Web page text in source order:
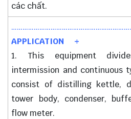
các chất.
APPLICATION +
1. This equipment
intermission and continuous
consist of distilling kettle,
tower body, condenser,
flow meter.